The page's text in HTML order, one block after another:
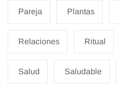
Pareja Plantas
Relaciones Ritual
Salud Saludable